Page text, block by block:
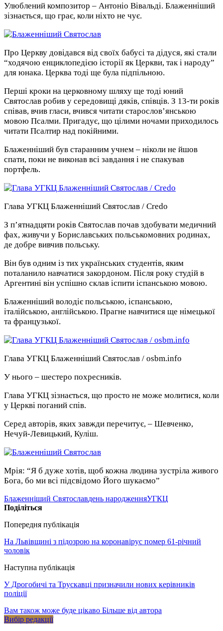
Улюблений композитор – Антоніо Вівальді. Блаженніший
зізнається, що грає, коли ніхто не чує.
Про Церкву довідався від своїх бабусі та дідуся, які стали
“ходячою енциклопедією історії як Церкви, так і народу”
для юнака. Церква тоді ще була підпільною.
Перші кроки на церковному шляху ще тоді юний
Святослав робив у середовищі дяків, співців. З 13-ти років
співав, вчив гласи, вчився читати старослов’янською
мовою Псалми. Пригадує, що цілими ночами приходилось
читати Псалтир над покійними.
Блаженніший був старанним учнем – ніколи не йшов
спати, поки не виконав всі завдання і не спакував
портфель.
Глава УГКЦ Блаженніший Святослав / Credo
З п’ятнадцяти років Святослав почав здобувати медичний
фах, живучи у Бориславських польськомовних родинах,
де добре вивчив польську.
Він був одним із тих українських студентів, яким
поталанило навчатися закордоном. Після року студій в
Аргентині він успішно склав іспити іспанською мовою.
Блаженніший володіє польською, іспанською,
італійською, англійською. Прагне навчитися ще німецької
та французької.
Глава УГКЦ Блаженніший Святослав / osbm.info
У нього – шестеро похресників.
Глава УГКЦ зізнається, що просто не може молитися, коли
у Церкві поганий спів.
Серед авторів, яких завжди перечитує, – Шевченко,
Нечуй-Левицький, Куліш.
Мрія: “Я б дуже хотів, щоб кожна людина зустріла живого
Бога, бо ми всі підсвідомо Його шукаємо”
Блаженніший Святославдень народженняУГКЦ
Поділіться
Попередня публікація
На Львівщині з підозрою на коронавірус помер 61-річний
чоловік
Наступна публікація
У Дрогобичі та Трускавці призначили нових керівників
поліції
Вам також може буде цікаво Більше від автора
Вибір редакції